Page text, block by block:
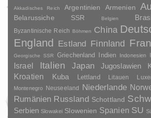
Akkadisches Reich Argentinien Armenien
Belarussiche SSR Belgien
Byzantinische Reich Böhmen China
England Estland Finnland
Georgische SSR
Griechenland Indien Indonesien
Israel
Italien Japan Jugoslawien
Kroatien Kuba Lettland Litauen
Montenegro Neuseeland Niederlande
Rumänien Russland Schottland
Serbien Slowakei Slowenien Spanien SU